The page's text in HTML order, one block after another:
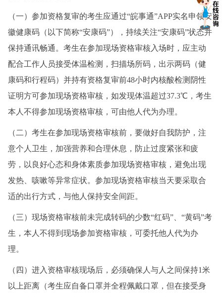
（一）参加资格复审的考生应通过“皖事通”APP实名申领安
徽健康码（以下简称“安康码”），持续关注“安康码”状态并
保持通讯畅通。考生在参加现场资格审核入场时，应主动
配合工作人员接受体温检测，扫描场所码，出示两码（健
康码和行程码）并持有资格复审前48小时内核酸检测阴性
证明方可参加现场资格审核，如发现体温超过37.3℃，考生
本人不得参加现场资格审核，可由他人代为办理。
（二）考生在参加现场资格审核前，要做好自我防护，注
意个人卫生，加强营养和合理休息，防止过度紧张和疲
劳，以良好心态和身体素质参加现场资格审核，避免出现
发热、咳嗽等异常症状。参加现场资格审核当天要采取合
适的出行方式，与他人保持安全间距。
（三）现场资格审核前未完成转码的少数“红码”、“黄码”考
生，本人不得到现场参加资格审核，可委托他人代为办
理。
（四）进入资格审核现场后，必须确保人与人之间保持1米
以上距离（考生应自备口罩并全程佩戴口罩，但在接受身